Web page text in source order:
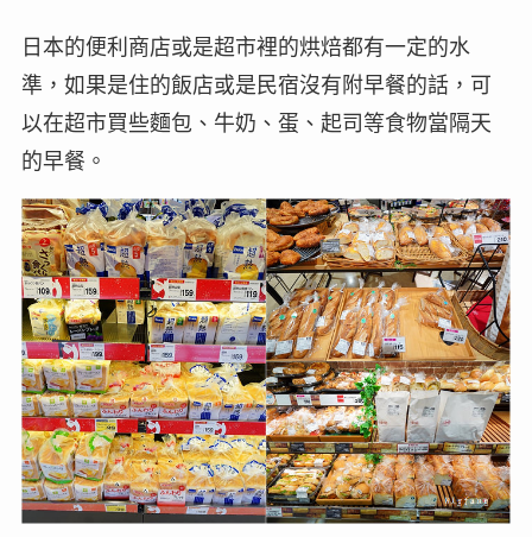
日本的便利商店或是超市裡的烘焙都有一定的水
準，如果是住的飯店或是民宿沒有附早餐的話，可
以在超市買些麵包、牛奶、蛋、起司等食物當隔天
的早餐。